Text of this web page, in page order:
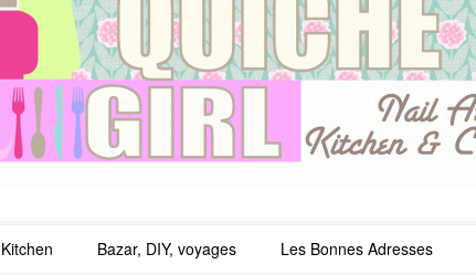
Kitchen Bazar, DIY, voyages Les Bonnes Adresses